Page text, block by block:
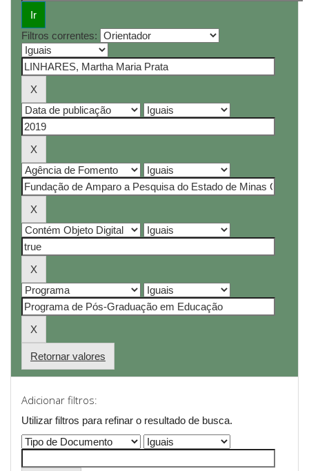
Filtros correntes:
Retornar valores
Adicionar filtros:
Utilizar filtros para refinar o resultado de busca.